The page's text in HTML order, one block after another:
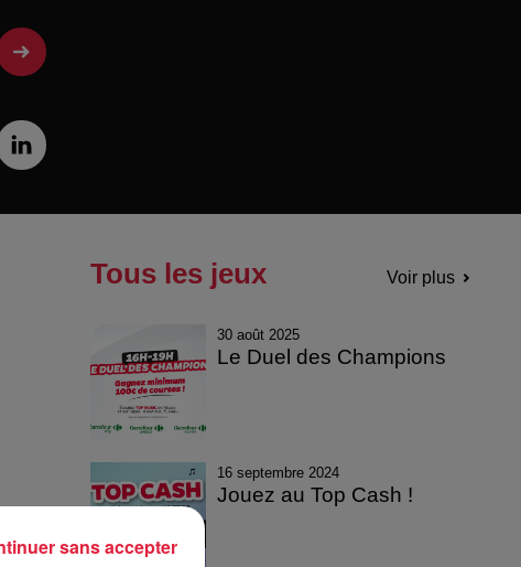
Tous les jeux Voir plus
30 août 2025
Le Duel des Champions
16 septembre 2024
Jouez au Top Cash !
sans accepter